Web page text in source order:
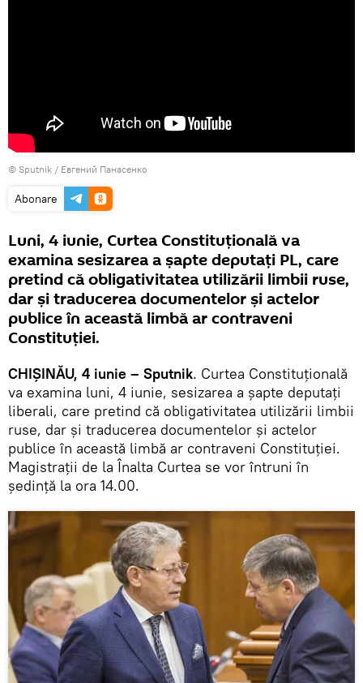
© Sputnik / Евгений Панасенко
Abonare
Luni, 4 iunie, Curtea Constituțională va
examina sesizarea a șapte deputați PL, care
pretind că obligativitatea utilizării limbii ruse,
dar și traducerea documentelor și actelor
publice în această limbă ar contraveni
Constituției.
CHIȘINĂU, 4 iunie – Sputnik. Curtea Constituțională
va examina luni, 4 iunie, sesizarea a șapte deputați
liberali, care pretind că obligativitatea utilizării limbii
ruse, dar și traducerea documentelor și actelor
publice în această limbă ar contraveni Constituției.
Magistrații de la Înalta Curtea se vor întruni în
ședință la ora 14.00.